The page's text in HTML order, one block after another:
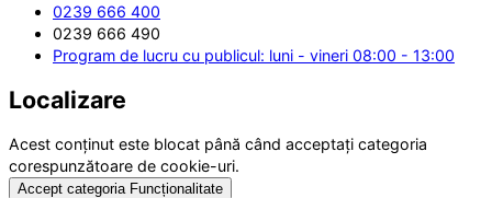
0239 666 400
0239 666 490
Program de lucru cu publicul: luni - vineri 08:00 - 13:00
Localizare
Acest conținut este blocat până când acceptați categoria
corespunzătoare de cookie-uri.
Accept categoria Funcționalitate